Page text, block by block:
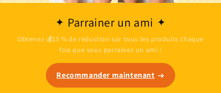
Parrainer un ami
Obtenez 💰15 % de réduction sur tous les produits chaque
fois que vous parrainez un ami !
Recommander maintenant